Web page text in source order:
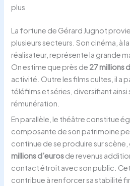
plus
La fortune de Gérard Jugnot
plusieurs secteurs. Son cinéma, à
réalisateur, représente la grande
On estime que près de 27 millions
activité. Outre les films cultes, il a
téléfilms et séries, diversifiant ainsi
rémunération.
En parallèle, le théâtre constitue
composante de son patrimoine
continue de se produire sur
millions d’eurosde revenus
contact étroit avec son public.
contribue à renforcer sa stabilité